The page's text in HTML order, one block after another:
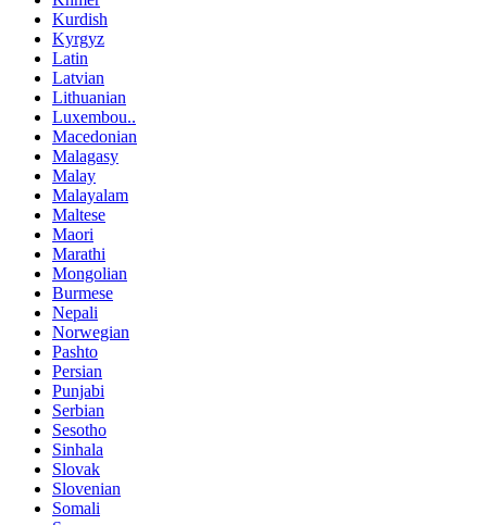
Kurdish
Kyrgyz
Latin
Latvian
Lithuanian
Luxembou..
Macedonian
Malagasy
Malay
Malayalam
Maltese
Maori
Marathi
Mongolian
Burmese
Nepali
Norwegian
Pashto
Persian
Punjabi
Serbian
Sesotho
Sinhala
Slovak
Slovenian
Somali